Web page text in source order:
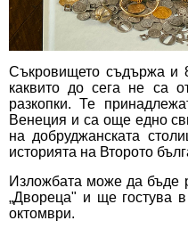
Съкровището съдържа и
каквито до сега не са
разкопки. Те
Венеция и са още едно
на добруджанската
историята на Второто
Изложбата може да бъде
„Двореца" и ще гостува
октомври.